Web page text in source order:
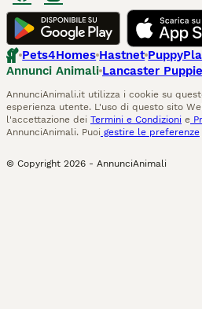
Pets4Homes Hastnet
Annunci Animali Lancaster
AnnunciAnimali.it utilizza i cookie su
esperienza utente. L'uso di questo sito
l'accettazione dei Termini e Condizioni e
AnnunciAnimali. Puoi gestire le preferenze
© Copyright 2026 - AnnunciAnimali